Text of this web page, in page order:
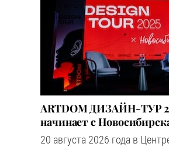
ARTDOM ДИЗАЙН-ТУР
начинает с
20 августа 2026 года в